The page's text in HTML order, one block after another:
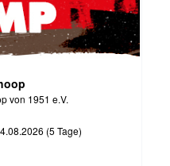
von 1951 e.V.
(5 Tage)